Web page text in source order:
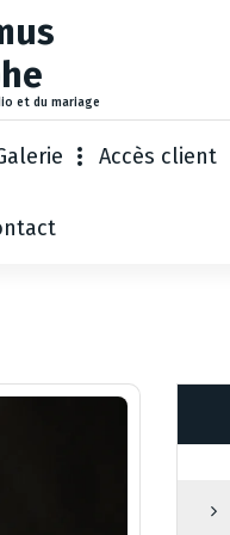
et du mariage
Accès client